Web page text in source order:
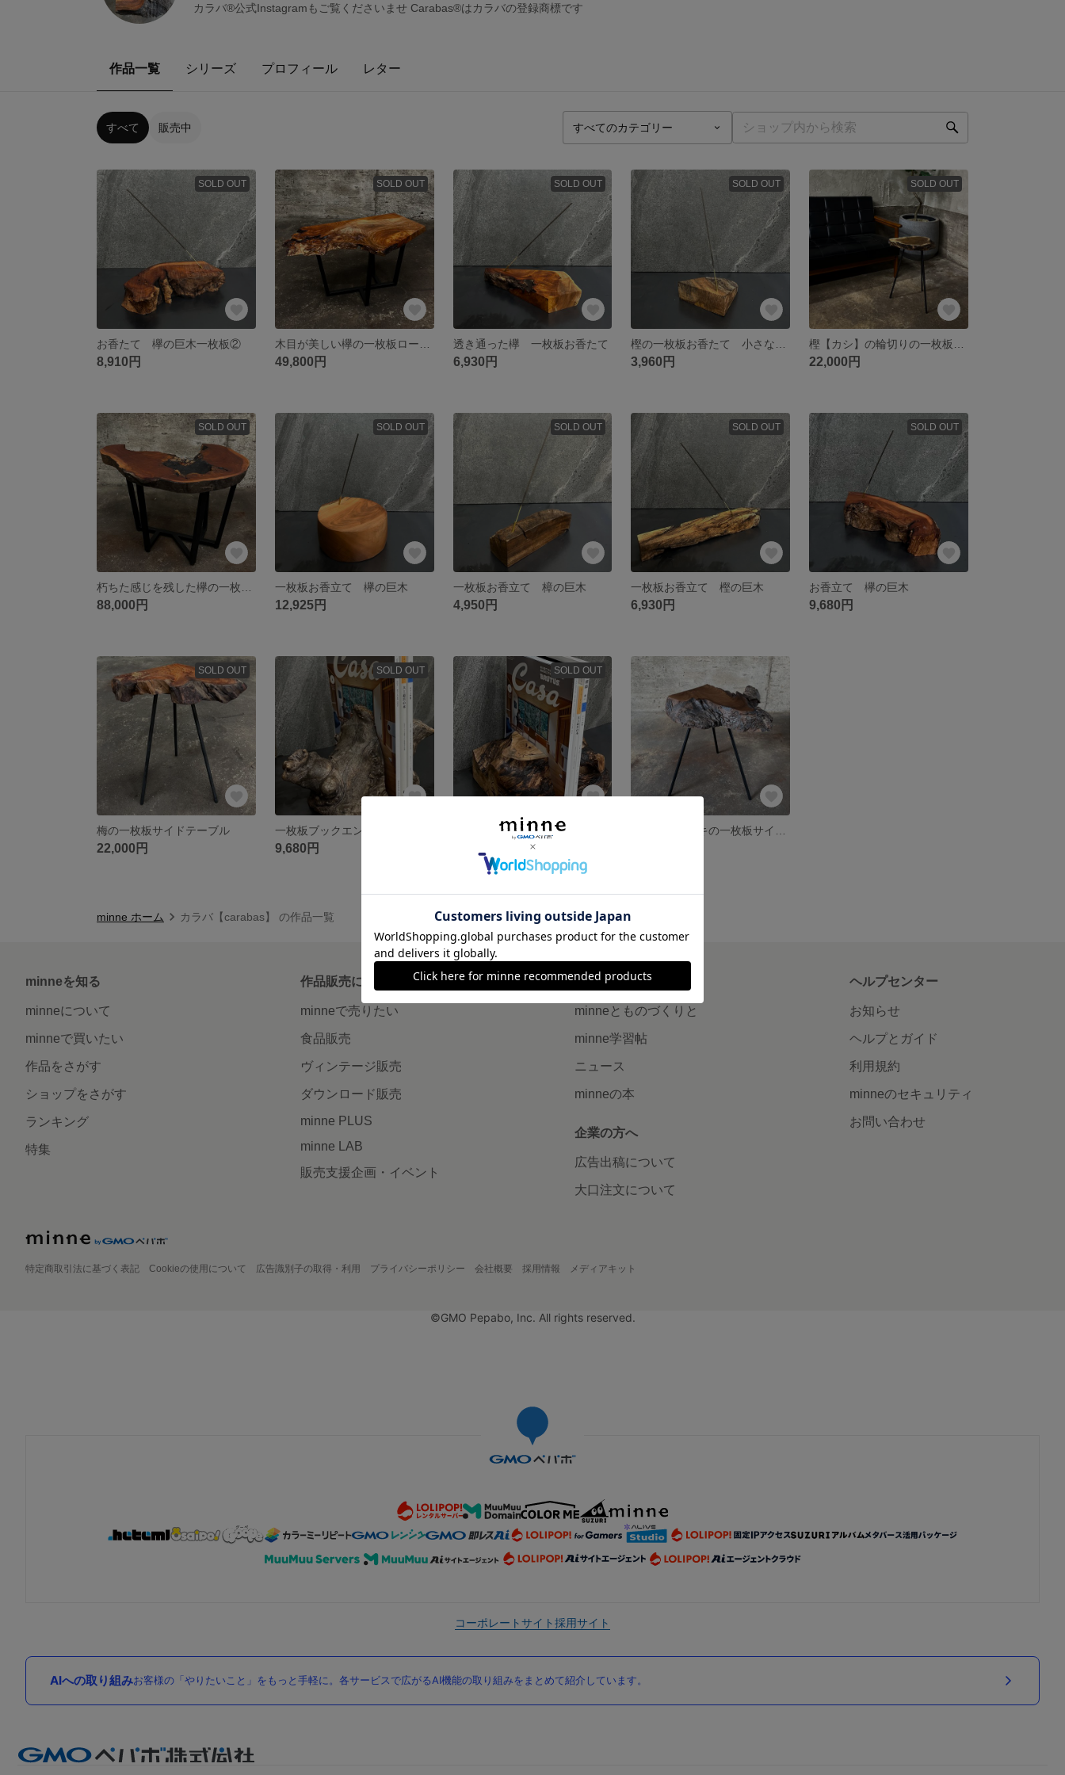
カラバ®︎公式Instagramもご覧くださいませ Carabas®︎はカラバの登録商標です
作品一覧 シリーズ プロフィール レター
すべて 販売中
SOLD OUT
お香たて 欅の巨木一枚板②
8,910円
SOLD OUT
49,800円
SOLD OUT
透き通った欅 一枚板お香たて
6,930円
SOLD OUT
3,960円
SOLD OUT
22,000円
SOLD OUT
88,000円
SOLD OUT
一枚板お香立て 欅の巨木
12,925円
SOLD OUT
一枚板お香立て 樟の巨木
4,950円
SOLD OUT
一枚板お香立て 樫の巨木
6,930円
SOLD OUT
お香立て 欅の巨木
9,680円
SOLD OUT
梅の一枚板サイドテーブル
22,000円
SOLD OUT
9,680円
SOLD OUT
minne ホーム カラバ【carabas】 の作品一覧
minneを知る
minneについて
minneで買いたい
作品をさがす
ショップをさがす
ランキング
特集
作品販売について
minneで売りたい
食品販売
ヴィンテージ販売
ダウンロード販売
minne PLUS
minne LAB
販売支援企画・イベント
読みもの
minneとものづくりと
minne学習帖
ニュース
minneの本
企業の方へ
広告出稿について
大口注文について
ヘルプセンター
お知らせ
ヘルプとガイド
利用規約
minneのセキュリティ
お問い合わせ
特定商取引法に基づく表記 Cookieの使用について 広告識別子の取得・利用 プライバシーポリシー 会社概要 採用情報 メディアキット
©GMO Pepabo, Inc. All rights reserved.
コーポレートサイト採用サイト
AIへの取り組みお客様の「やりたいこと」をもっと手軽に。各サービスで広がるAI機能の取り組みをまとめて紹介しています。